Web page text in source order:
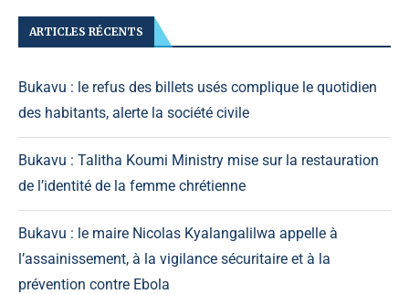
ARTICLES RÉCENTS
Bukavu : le refus des billets usés complique le quotidien
des habitants, alerte la société civile
Bukavu : Talitha Koumi Ministry mise sur la restauration
de l’identité de la femme chrétienne
Bukavu : le maire Nicolas Kyalangalilwa appelle à
l’assainissement, à la vigilance sécuritaire et à la
prévention contre Ebola